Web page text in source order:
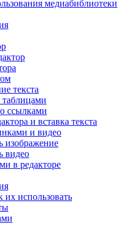
медиабиблиотеки
текста
таблицами
ссылками
и вставка текста
и видео
изображение
видео
в редакторе
использовать